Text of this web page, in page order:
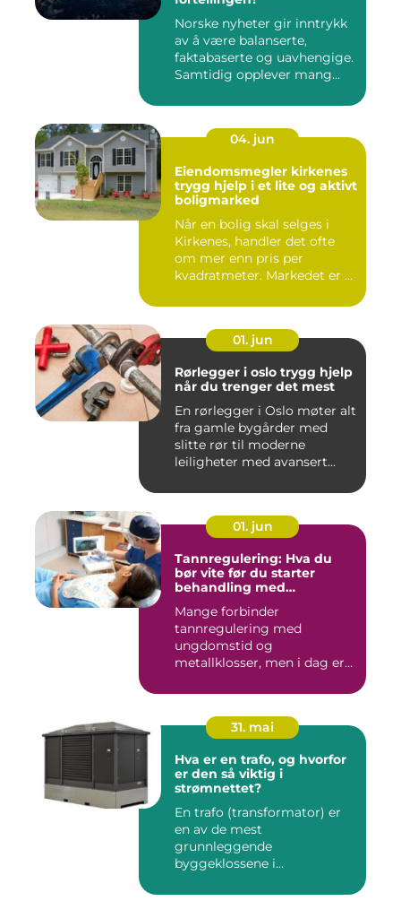
Norske nyheter gir inntrykk
av å være balanserte,
faktabaserte og uavhengige.
Samtidig opplever mang...
04. jun
Eiendomsmegler kirkenes
trygg hjelp i et lite og aktivt
boligmarked
Når en bolig skal selges i
Kirkenes, handler det ofte
om mer enn pris per
kvadratmeter. Markedet er ...
01. jun
Rørlegger i oslo trygg hjelp
når du trenger det mest
En rørlegger i Oslo møter alt
fra gamle bygårder med
slitte rør til moderne
leiligheter med avansert...
01. jun
Tannregulering: Hva du
bør vite før du starter
behandling med
Mange forbinder
tannregulering med
ungdomstid og
metallklosser, men i dag er
31. mai
Hva er en trafo, og hvorfor
er den så viktig i
strømnettet?
En trafo (transformator) er
en av de mest
grunnleggende
byggeklossene i
transforma...